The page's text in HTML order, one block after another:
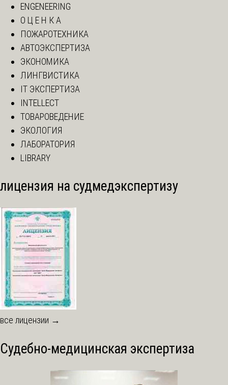
ENGENEERING
О Ц Е Н К А
ПОЖАРОТЕХНИКА
АВТОЭКСПЕРТИЗА
ЭКОНОМИКА
ЛИНГВИСТИКА
IT ЭКСПЕРТИЗА
INTELLECT
ТОВАРОВЕДЕНИЕ
ЭКОЛОГИЯ
ЛАБОРАТОРИЯ
LIBRARY
лицензия на судмедэкспертизу
все лицензии →
Судебно-медицинская экспертиза